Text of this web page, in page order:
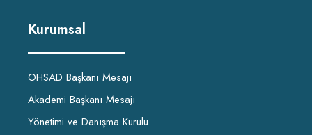
Kurumsal
OHSAD Başkanı Mesajı
Akademi Başkanı Mesajı
Yönetimi ve Danışma Kurulu